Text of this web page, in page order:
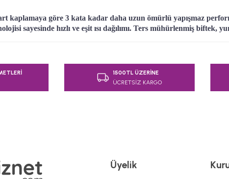
kaplamaya göre 3 kata kadar daha uzun ömürlü yapışmaz
sayesinde hızlı ve eşit ısı dağılımı. Ters mühürlenmiş biftek,
Bu ürüne ilk yorumu siz
ürün açıklamalarında ve diğer konularda yetersiz gördüğünüz
ederiz.
alternatifler olmalı.
1500TL ÜZERİNE
ÜCRETSİZ KARGO
Üyelik